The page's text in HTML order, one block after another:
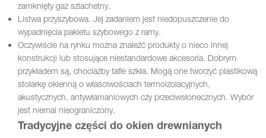
zamknięty gaz szlachetny.
Listwa przyszybowa. Jej zadaniem jest niedopuszczenie do
wypadnięcia pakietu szybowego z ramy.
Oczywiście na rynku można znaleźć produkty o nieco innej
konstrukcji lub stosujące niestandardowe akcesoria. Dobrym
przykładem są, chociażby tafle szkła. Mogą one tworzyć plastikową
stolarkę okienną o właściwościach termoizolacyjnych,
akustycznych, antywłamaniowych czy przeciwsłonecznych. Wybór
jest niemal nieograniczony.
Tradycyjne części do okien drewnianych